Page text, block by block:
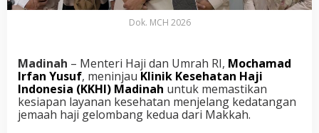
Dok. MCH 2026
Madinah – Menteri Haji dan Umrah RI, Mochamad
Irfan Yusuf, meninjau Klinik Kesehatan Haji
Indonesia (KKHI) Madinah untuk memastikan
kesiapan layanan kesehatan menjelang kedatangan
jemaah haji gelombang kedua dari Makkah.